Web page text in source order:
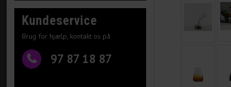
Kundeservice
Brug for hjælp, kontakt os på
97 87 18 87